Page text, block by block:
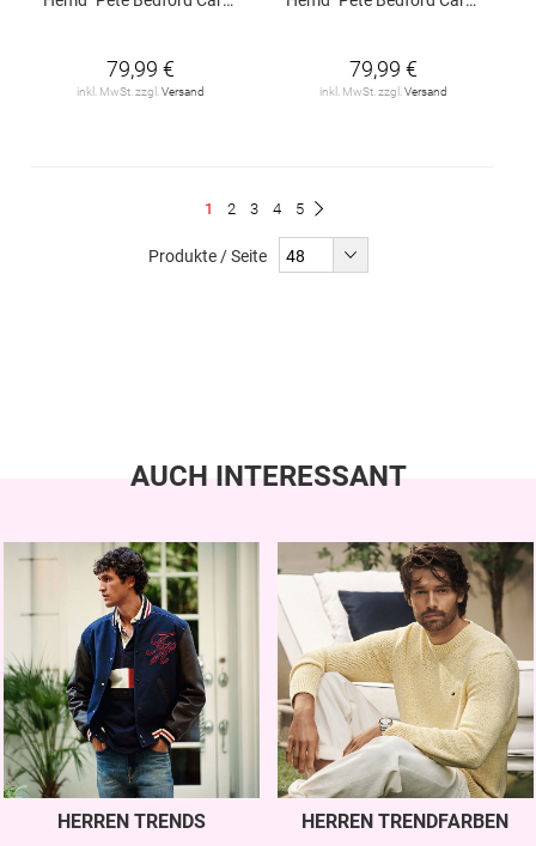
79,99 €
inkl. MwSt. zzgl. Versand
79,99 €
inkl. MwSt. zzgl. Versand
Du
1 Seite
2 Seite
3 Seite
4 Seite
5
Produkte / Seite
AUCH INTERESSANT
HERREN TRENDS HERREN TRENDFARBEN